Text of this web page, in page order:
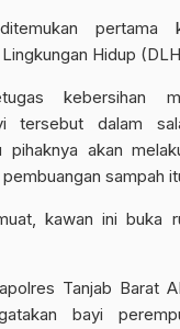
pertama
Hidup
kebersihan
tersebut dalam
pihaknya akan
sampah
kawan ini buka
Tanjab Barat
bayi